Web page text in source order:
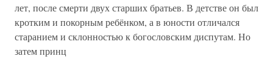
лет, после смерти двух старших братьев. В детстве он был
кротким и покорным ребёнком, а в юности отличался
старанием и склонностью к богословским диспутам. Но
затем принц